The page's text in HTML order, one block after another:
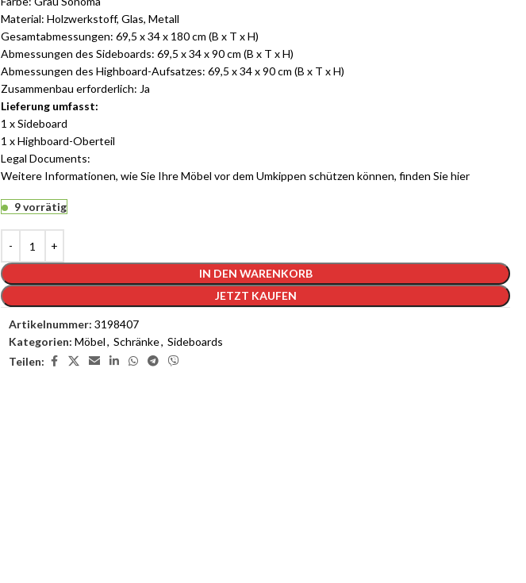
Material: Holzwerkstoff, Glas, Metall
Gesamtabmessungen: 69,5 x 34 x 180 cm (B x T x H)
Abmessungen des Sideboards: 69,5 x 34 x 90 cm (B x T x H)
Abmessungen des Highboard-Aufsatzes: 69,5 x 34 x 90 cm (B x T x H)
Zusammenbau erforderlich: Ja
Lieferung umfasst:
1 x Sideboard
1 x Highboard-Oberteil
Legal Documents:
Weitere Informationen, wie Sie Ihre Möbel vor dem Umkippen schützen können, finden Siehier
9 vorrätig
IN DEN WARENKORB
JETZT KAUFEN
Artikelnummer: 3198407
Kategorien: Möbel, Schränke, Sideboards
Teilen: